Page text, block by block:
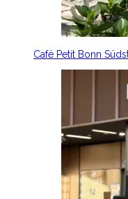
Café Petit Bonn